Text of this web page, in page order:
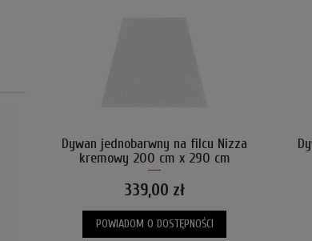
Dywan jednobarwny na filcu Nizza
kremowy 200 cm x 290 cm
339,00 zł
POWIADOM O DOSTĘPNOŚCI